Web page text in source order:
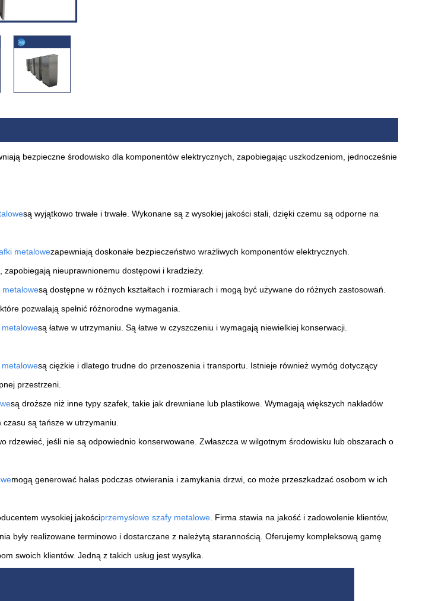
bezpieczne środowisko dla komponentów elektrycznych, zapobiegając uszkodzeniom, jednocześnie
są wyjątkowo trwałe i trwałe. Wykonane są z wysokiej jakości stali, dzięki czemu są odporne na
metalowezapewniają doskonałe bezpieczeństwo wrażliwych komponentów elektrycznych.
nieuprawnionemu dostępowi i kradzieży.
metalowesą dostępne w różnych kształtach i rozmiarach i mogą być używane do różnych zastosowań.
pozwalają spełnić różnorodne wymagania.
metalowesą łatwe w utrzymaniu. Są łatwe w czyszczeniu i wymagają niewielkiej konserwacji.
metalowesą ciężkie i dlatego trudne do przenoszenia i transportu. Istnieje również wymóg dotyczący
przestrzeni.
są droższe niż inne typy szafek, takie jak drewniane lub plastikowe. Wymagają większych nakładów
są tańsze w utrzymaniu.
rdzewieć, jeśli nie są odpowiednio konserwowane. Zwłaszcza w wilgotnym środowisku lub obszarach o
mogą generować hałas podczas otwierania i zamykania drzwi, co może przeszkadzać osobom w ich
wysokiej jakościprzemysłowe szafy metalowe. Firma stawia na jakość i zadowolenie klientów,
były realizowane terminowo i dostarczane z należytą starannością. Oferujemy kompleksową gamę
swoich klientów. Jedną z takich usług jest wysyłka.